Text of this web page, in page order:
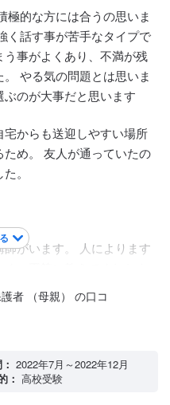
ひとりの学力や目標に合
大きな特徴です。基礎の定
学べるよう工夫されてお
できます。また、定期テス
計画的に学習を進められ
取り組めると感じまし
です。
習をひたすらします。テ
です。行ってみるかいはあ
極的な方には合うの思いま
く話す事が苦手なタイプで
事がよくあり、不満が残
やる気の問題とは思いま
のが大事だと思います
からも送迎しやすい場所
め。 友人が通っていたの
。
がいます。 人によります
自分に合う方がついてく
うでなければ通塾が億劫
積極的質問できるタイプの
定期テスト対策をして教
者 （母親） の口コ
2022年7月～2022年12月
： 高校受験